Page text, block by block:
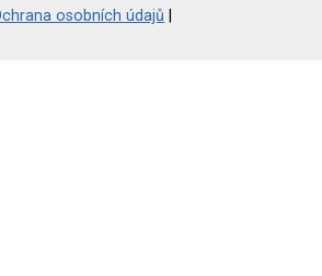
osobních údajů